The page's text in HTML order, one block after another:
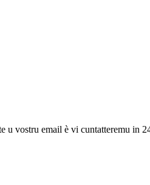
u vostru email è vi cuntatteremu in